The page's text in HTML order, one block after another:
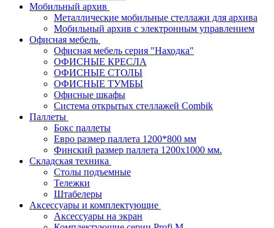
Мобильный архив
Металлические мобильные стеллажи для архива
Мобильный архив с электронным управлением
Офисная мебель
Офисная мебель серия "Находка"
ОФИСНЫЕ КРЕСЛА
ОФИСНЫЕ СТОЛЫ
ОФИСНЫЕ ТУМБЫ
Офисные шкафы
Система открытых стеллажей Combik
Паллеты
Бокс паллеты
Евро размер паллета 1200*800 мм
Финский размер паллета 1200х1000 мм.
Складская техника
Столы подъемные
Тележки
Штабелеры
Аксессуары и комплектующие
Аксессуары на экран